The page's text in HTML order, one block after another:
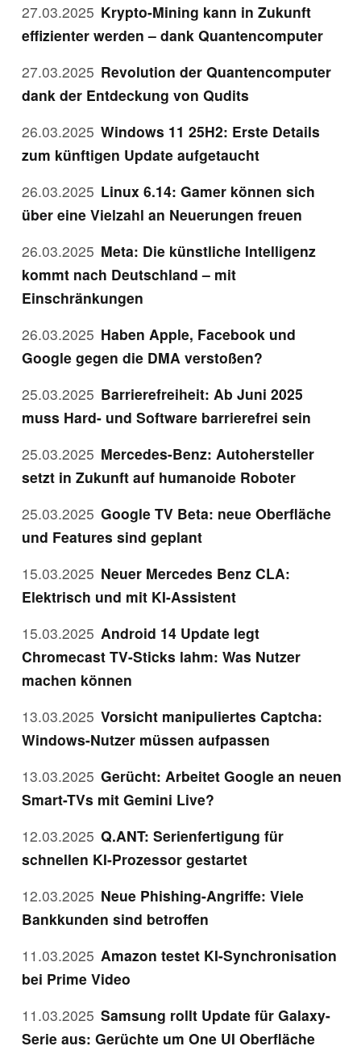
27.03.2025 Krypto-Mining kann in Zukunft
effizienter werden – dank Quantencomputer
27.03.2025 Revolution der Quantencomputer
dank der Entdeckung von Qudits
26.03.2025 Windows 11 25H2: Erste Details
zum künftigen Update aufgetaucht
26.03.2025 Linux 6.14: Gamer können sich
über eine Vielzahl an Neuerungen freuen
26.03.2025 Meta: Die künstliche Intelligenz
kommt nach Deutschland – mit
Einschränkungen
26.03.2025 Haben Apple, Facebook und
Google gegen die DMA verstoßen?
25.03.2025 Barrierefreiheit: Ab Juni 2025
muss Hard- und Software barrierefrei sein
25.03.2025 Mercedes-Benz: Autohersteller
setzt in Zukunft auf humanoide Roboter
25.03.2025 Google TV Beta: neue Oberfläche
und Features sind geplant
15.03.2025 Neuer Mercedes Benz CLA:
Elektrisch und mit KI-Assistent
15.03.2025 Android 14 Update legt
Chromecast TV-Sticks lahm: Was Nutzer
machen können
13.03.2025 Vorsicht manipuliertes Captcha:
Windows-Nutzer müssen aufpassen
13.03.2025 Gerücht: Arbeitet Google an neuen
Smart-TVs mit Gemini Live?
12.03.2025 Q.ANT: Serienfertigung für
schnellen KI-Prozessor gestartet
12.03.2025 Neue Phishing-Angriffe: Viele
Bankkunden sind betroffen
11.03.2025 Amazon testet KI-Synchronisation
bei Prime Video
11.03.2025 Samsung rollt Update für Galaxy-
Serie aus: Gerüchte um One UI Oberfläche